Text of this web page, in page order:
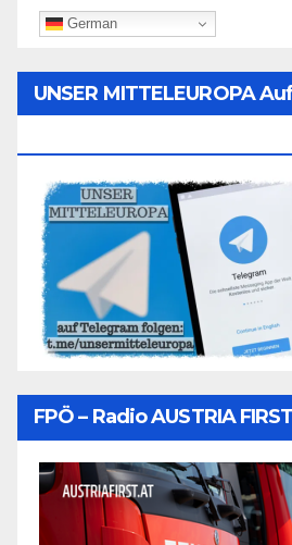
German
UNSER MITTELEUROPA
FPÖ – Radio AUSTRIA FIRST